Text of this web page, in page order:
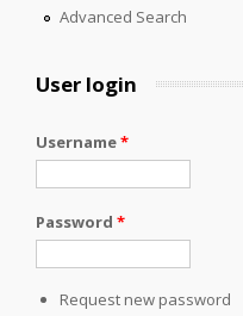
Advanced Search
User login
Username*
Password *
Request new password